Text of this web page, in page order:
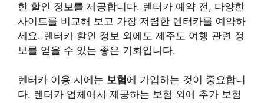
한 할인 정보를 제공합니다. 렌터카 예약 전, 다양한
사이트를 비교해 보고 가장 저렴한 렌터카를 예약하
세요. 렌터카 할인 정보 외에도 제주도 여행 관련 정
보를 얻을 수 있는 좋은 기회입니다.
렌터카 이용 시에는 보험에 가입하는 것이 중요합니
다. 렌터카 업체에서 제공하는 보험 외에 추가 보험